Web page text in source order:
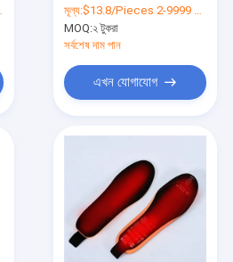
মূল্য:$13.8/Pieces 2-9999 Pieces
MOQ:২ টুকরা
সর্বশেষ দাম পান
এখন যোগাযোগ